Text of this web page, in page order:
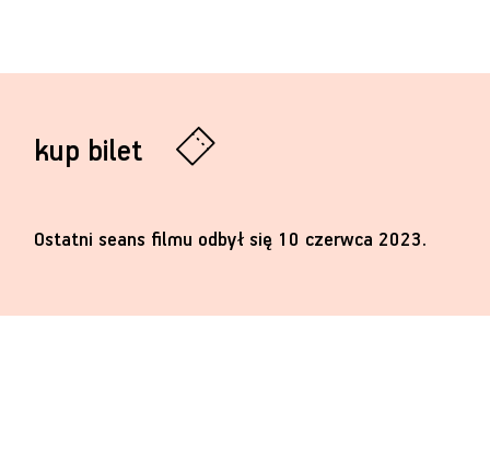
kup bilet
Ostatni seans filmu odbył się 10 czerwca 2023.